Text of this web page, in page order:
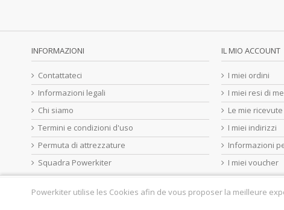
INFORMAZIONI
Contattateci
Informazioni legali
Chi siamo
Termini e condizioni d'uso
Permuta di attrezzature
Squadra Powerkiter
IL MIO ACCOUNT
I miei ordini
I miei resi di
Le mie
I miei indirizzi
Informazioni
I miei voucher
Powerkiter utilise les Cookies afin de vous proposer la meilleure